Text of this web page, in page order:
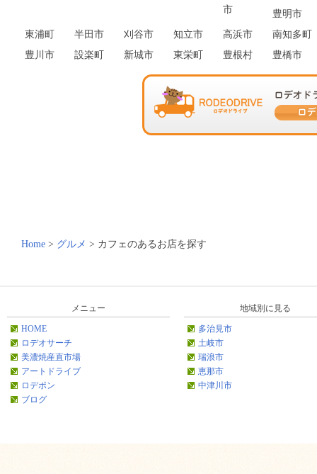
市
豊明市
東浦町
半田市 刈谷市 知立市 高浜市
南知多町
豊川市
設楽町 新城市 東栄町 豊根村 豊橋市
Home > グルメ > カフェのあるお店を探す
メニュー
HOME
ロデオサーチ
美濃焼産直市場
アートドライブ
ロデポン
ブログ
地域別に見る
多治見市
土岐市
瑞浪市
恵那市
中津川市